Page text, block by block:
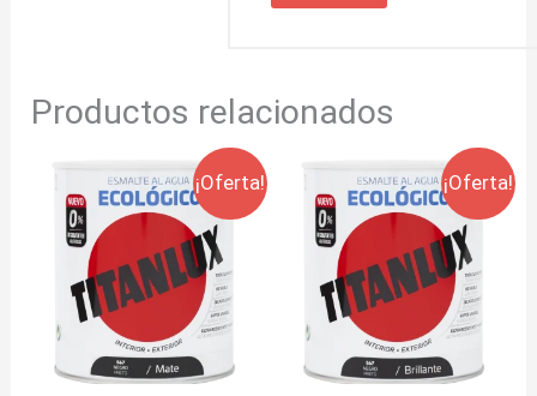
Productos relacionados
¡Oferta!
Rango
de
precios:
desde
9,30€
hasta
41,55€
¡Oferta!
Rango
de
precios:
desde
9,30€
hasta
41,55€